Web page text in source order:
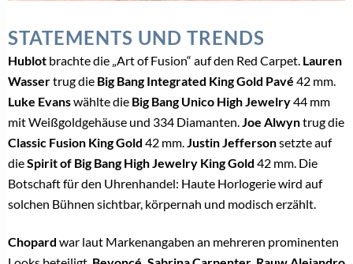
STATEMENTS UND TRENDS
Hublot brachte die „Art of Fusion“ auf den Red Carpet. Lauren
Wassertrug die Big Bang Integrated King Gold Pavé 42 mm.
Luke Evanswählte die Big Bang Unico High Jewelry44 mm
mit Weißgoldgehäuse und 334 Diamanten.Joe Alwyntrug die
Classic Fusion King Gold 42 mm.Justin Jeffersonsetzte auf
dieSpirit of Big Bang High Jewelry King Gold 42 mm. Die
Botschaft für den Uhrenhandel: Haute Horlogerie wird auf
solchen Bühnen sichtbar, körpernah und modisch erzählt.
Chopard war laut Markenangaben an mehreren prominenten